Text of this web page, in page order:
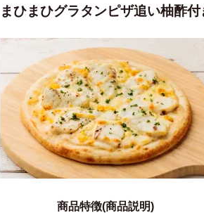
まひまひグラタンピザ追い柚酢付
商品特徴(商品説明)